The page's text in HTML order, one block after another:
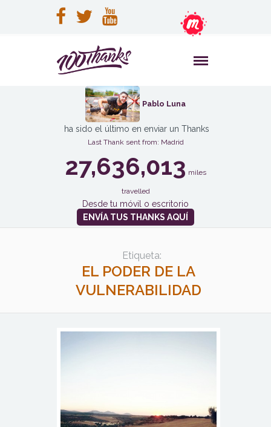
Pablo Luna
ha sido el último en enviar un Thanks
Last Thank sent from: Madrid
27,636,013 miles
travelled
Desde tu móvil o escritorio
ENVÍA TUS THANKS AQUÍ
Etiqueta:
EL PODER DE LA
VULNERABILIDAD